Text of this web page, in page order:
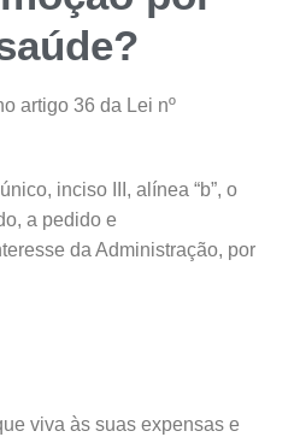
artigo 36 da Lei nº
inciso III, alínea “b”, o
a pedido e
da Administração, por
viva às suas expensas e